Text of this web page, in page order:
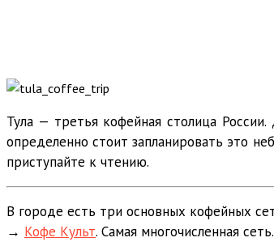
Тула — третья кофейная столица
определенно стоит запланировать это
приступайте к чтению.
В городе есть три основных кофейных
→ Кофе Культ. Самая многочисленная